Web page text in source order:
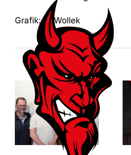
Grafik: D. Wollek
Vorfreude auf
das Jubiläum